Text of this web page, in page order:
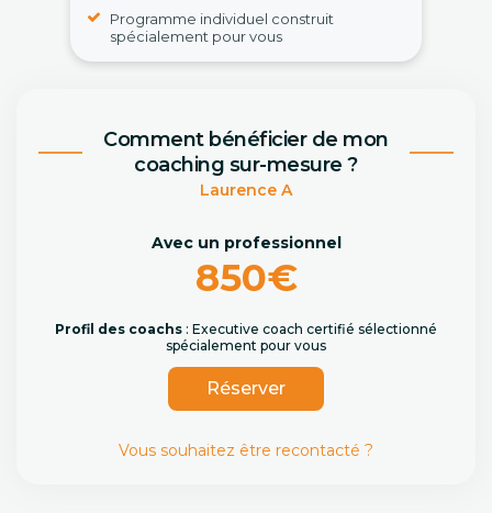
Programme individuel construit
spécialement pour vous
Comment bénéficier de mon
coaching sur-mesure ?
Laurence A
Avec un professionnel
850€
Profil des coachs : Executive coach certifié sélectionné
spécialement pour vous
Réserver
Vous souhaitez être recontacté ?